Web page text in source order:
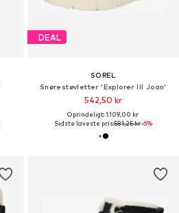
DEAL
SOREL
Snørestøvletter 'Explorer III Joan'
542,50 kr
Oprindeligt: 1.109,00 kr
Sidste laveste pris:581,25 kr-6%